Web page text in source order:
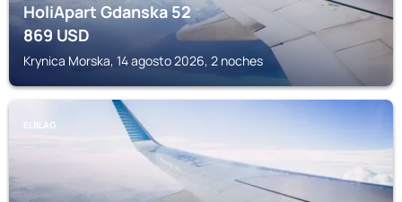
HoliApart Gdanska 52
869USD
Krynica Morska, 14 agosto 2026, 2 noches
ELBLAG